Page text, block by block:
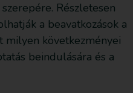
Részletesen
a beavatkozások a
milyen következményei
beindulására és a